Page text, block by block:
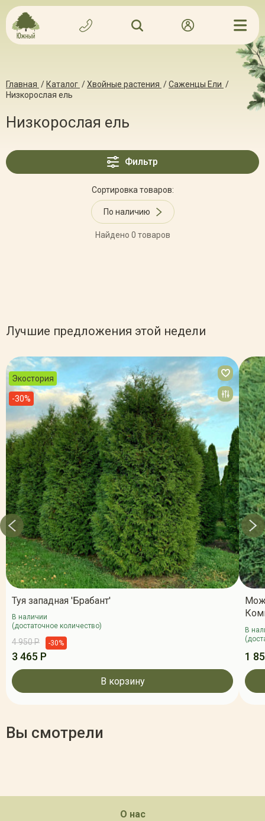
Главная / Каталог /Хвойные растения /Саженцы Ели /
Низкорослая ель
Низкорослая ель
Фильтр
Сортировка товаров:
По наличию
Найдено 0 товаров
Лучшие предложения этой недели
Экостория
-30%
Туя западная 'Брабант'
В наличии
(достаточное количество)
4 950 Р -30%
3 465 Р
В корзину
В
1
Вы смотрели
О нас